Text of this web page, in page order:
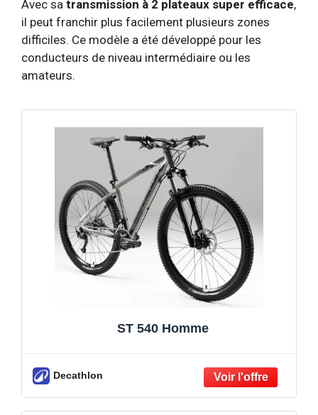
Avec sa transmission à 2 plateaux super efficace,
il peut franchir plus facilement plusieurs zones
difficiles. Ce modèle a été développé pour les
conducteurs de niveau intermédiaire ou les
amateurs.
ST 540 Homme
Decathlon